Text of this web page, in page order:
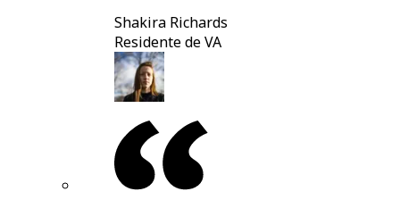
Shakira Richards
Residente de VA